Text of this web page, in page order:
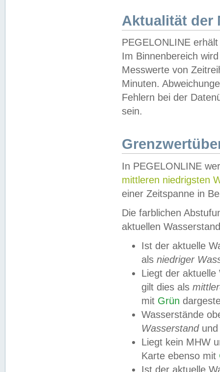
Aktualität der
PEGELONLINE
Im Binnenbereich
Messwerte von
Minuten.
Fehlern bei der
sein.
In PEGELONLINE
mittleren niedrigsten
einer Zeitspanne in
Die farblichen
aktuellen
Ist der aktuelle
als niedriger
Liegt der
gilt dies als
mit Grün
Wasserstände
Wasserstandund
Liegt kein MHW
Karte ebenso mit
Ist der aktuelle